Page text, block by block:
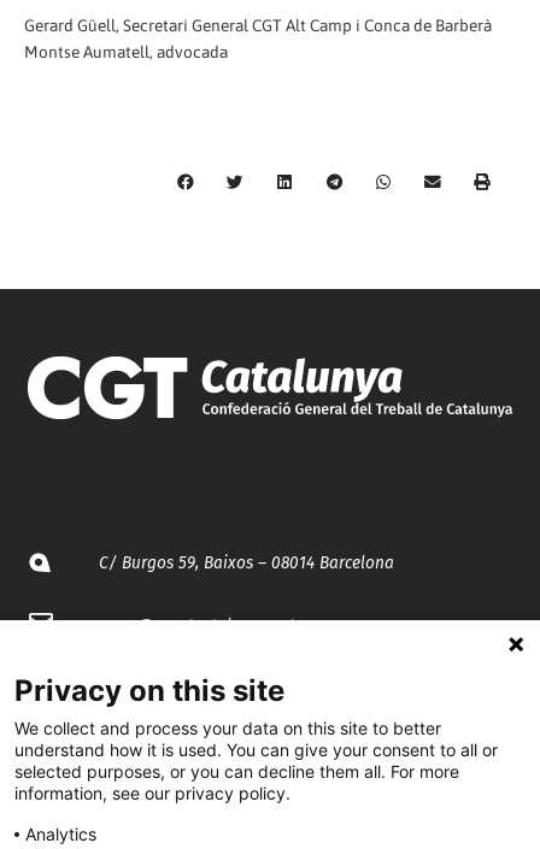
Gerard Güell, Secretari General CGT Alt Camp i Conca de Barberà
Montse Aumatell, advocada
C/ Burgos 59, Baixos – 08014 Barcelona
spccc@spcgtcatalunya.cat
935 120 481
@CGTCatalunya
cgtcatalunya
Privacy on this site
We collect and process your data on this site to better
understand how it is used. You can give your consent to all or
selected purposes, or you can decline them all. For more
information, see our privacy policy.
Analytics